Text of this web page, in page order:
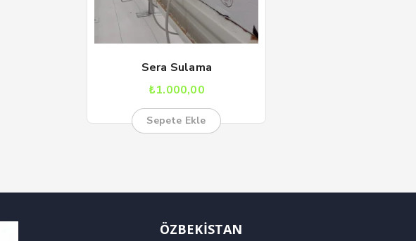
Sera Sulama
₺1.000,00
Sepete Ekle
ÖZBEKİSTAN